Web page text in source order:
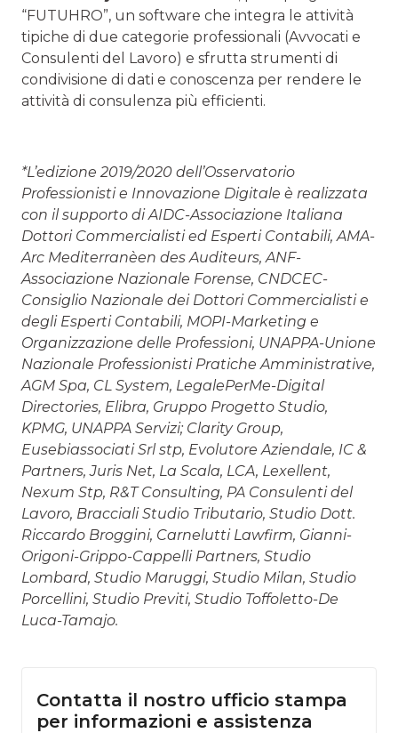
“FUTUHRO”, un software che integra le attività
tipiche di due categorie professionali (Avvocati e
Consulenti del Lavoro) e sfrutta strumenti di
condivisione di dati e conoscenza per rendere le
attività di consulenza più efficienti.
*L’edizione 2019/2020 dell’Osservatorio
Professionisti e Innovazione Digitale è realizzata
con il supporto di AIDC-Associazione Italiana
Dottori Commercialisti ed Esperti Contabili, AMA-
Arc Mediterranèen des Auditeurs, ANF-
Associazione Nazionale Forense, CNDCEC-
Consiglio Nazionale dei Dottori Commercialisti e
degli Esperti Contabili, MOPI-Marketing e
Organizzazione delle Professioni, UNAPPA-Unione
Nazionale Professionisti Pratiche Amministrative,
AGM Spa, CL System, LegalePerMe-Digital
Directories, Elibra, Gruppo Progetto Studio,
KPMG, UNAPPA Servizi; Clarity Group,
Eusebiassociati Srl stp, Evolutore Aziendale, IC &
Partners, Juris Net, La Scala, LCA, Lexellent,
Nexum Stp, R&T Consulting, PA Consulenti del
Lavoro, Bracciali Studio Tributario, Studio Dott.
Riccardo Broggini, Carnelutti Lawfirm, Gianni-
Origoni-Grippo-Cappelli Partners, Studio
Lombard, Studio Maruggi, Studio Milan, Studio
Porcellini, Studio Previti, Studio Toffoletto-De
Luca-Tamajo.
Contatta il nostro ufficio stampa
per informazioni e assistenza